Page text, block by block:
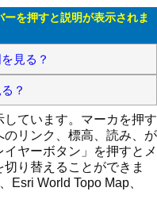
ーを押すと説明が表示されま
見る？
？
ています。マーカを押す
リンク、標高、読み、が
ヤーボタン」を押すとメ
り替えることができま
Esri World Topo Map、